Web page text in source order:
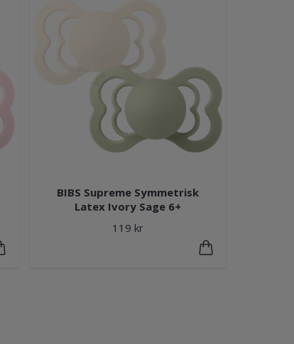
BIBS Supreme Symmetrisk
Latex Ivory Sage 6+
119 kr